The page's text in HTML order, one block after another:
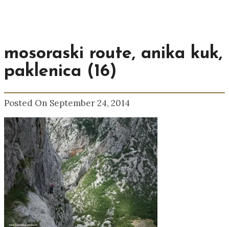
mosoraski route, anika kuk,
paklenica (16)
Posted On September 24, 2014